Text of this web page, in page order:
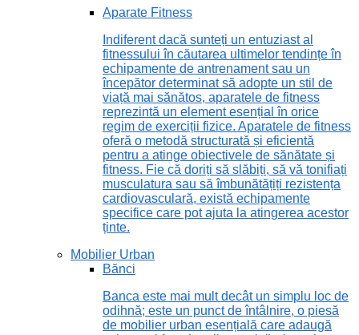
Aparate Fitness
Indiferent dacă sunteți un entuziast al
fitnessului în căutarea ultimelor tendințe în
echipamente de antrenament sau un
începător determinat să adopte un stil de
viață mai sănătos, aparatele de fitness
reprezintă un element esențial în orice
regim de exerciții fizice. Aparatele de fitness
oferă o metodă structurată și eficientă
pentru a atinge obiectivele de sănătate și
fitness. Fie că doriți să slăbiți, să vă tonifiați
musculatura sau să îmbunătățiți rezistența
cardiovasculară, există echipamente
specifice care pot ajuta la atingerea acestor
ținte.
Mobilier Urban
Bănci
Banca este mai mult decât un simplu loc de
odihnă; este un punct de întâlnire, o piesă
de mobilier urban esențială care adaugă